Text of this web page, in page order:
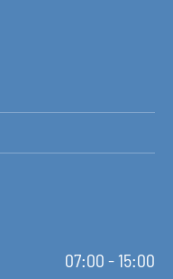
07:00 - 15:00